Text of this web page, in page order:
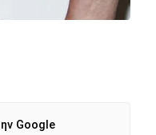
Google